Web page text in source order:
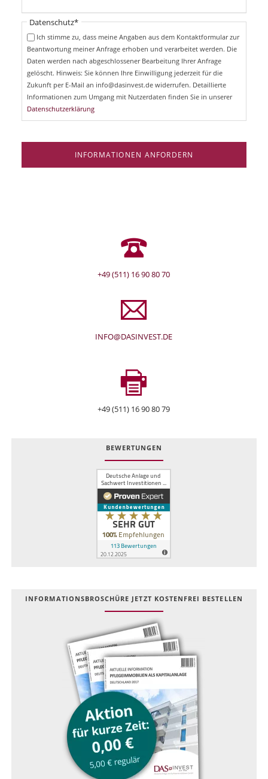
t
f
i
Pflichtfeld
Datenschutz*
Ich stimme zu, dass meine Angaben aus dem Kontaktformular zur
Beantwortung meiner Anfrage erhoben und verarbeitet werden. Die
Daten werden nach abgeschlossener Bearbeitung Ihrer Anfrage
gelöscht. Hinweis: Sie können Ihre Einwilligung jederzeit für die
Zukunft per E-Mail an info@dasinvest.de widerrufen. Detaillierte
Informationen zum Umgang mit Nutzerdaten finden Sie in unserer
Datenschutzerklärung
INFORMATIONEN ANFORDERN
+49 (511) 16 90 80 70
INFO@DASINVEST.DE
+49 (511) 16 90 80 79
BEWERTUNGEN
INFOR­MATIONS­BROSCHÜRE JETZT KOSTEN­FREI BESTELLEN